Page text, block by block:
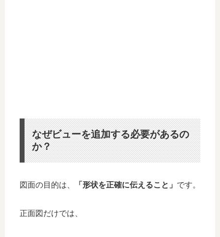
なぜビューを追加する必要があるの
か？
図面の目的は、 「形状を正確に伝えること」 です。
正面図だけでは、